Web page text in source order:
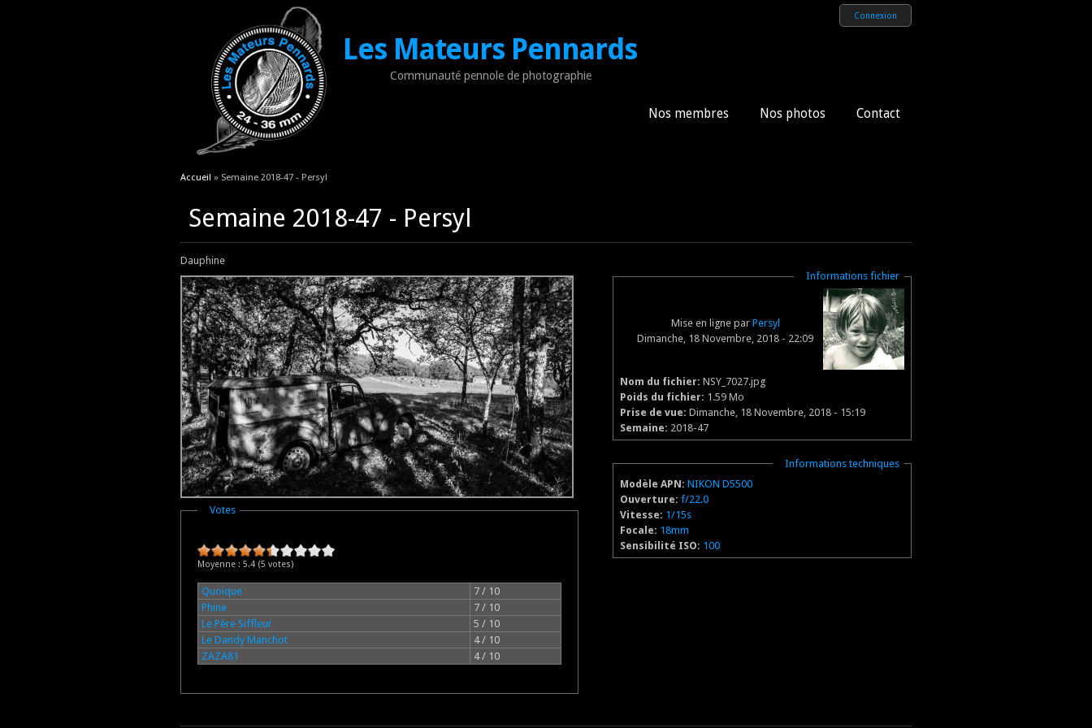
Les Mateurs Pennards
Communauté pennole de photographie
Connexion
Nos membres Nos photos Contact
Vous êtes ici
Accueil » Semaine 2018-47 - Persyl
Semaine 2018-47 - Persyl
Dauphine
Masquer
Votes
Moyenne : 5.4 (5 votes)
Quoique
7 / 10
Phine
7 / 10
Le Père Siffleur
5 / 10
Le Dandy Manchot
4 / 10
ZAZA81
4 / 10
Masquer
Informations fichier
Mise en ligne par Persyl
Dimanche, 18 Novembre, 2018 - 22:09
Nom du fichier: NSY_7027.jpg
Poids du fichier: 1.59 Mo
Prise de vue: Dimanche, 18 Novembre, 2018 - 15:19
Semaine: 2018-47
Masquer
Informations techniques
Modèle APN: NIKON D5500
Ouverture: f/22.0
Vitesse: 1/15s
Focale: 18mm
Sensibilité ISO: 100